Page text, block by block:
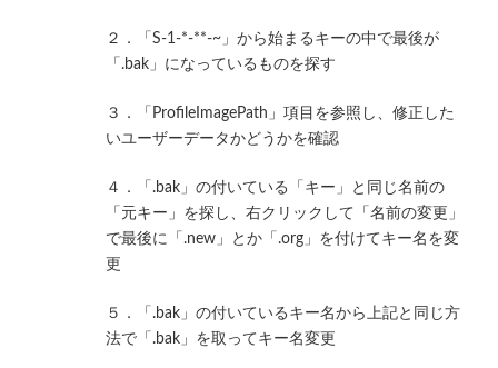
２．「S-1-*-**-~」から始まるキーの中で最後が
「.bak」になっているものを探す
３．「ProfileImagePath」項目を参照し、修正した
いユーザーデータかどうかを確認
４．「.bak」の付いている「キー」と同じ名前の
「元キー」を探し、右クリックして「名前の変更」
で最後に「.new」とか「.org」を付けてキー名を変
更
５．「.bak」の付いているキー名から上記と同じ方
法で「.bak」を取ってキー名変更